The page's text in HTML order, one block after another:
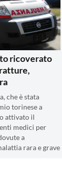
ricoverato
che è stata
torinese a
attivato il
medici per
a
rara e grave